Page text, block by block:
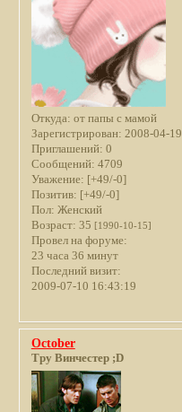
Откуда: от папы с мамой
Зарегистрирован: 2008-04-19
Приглашений: 0
Сообщений: 4709
Уважение: [+49/-0]
Позитив: [+49/-0]
Пол: Женский
Возраст: 35 [1990-10-15]
Провел на форуме:
23 часа 36 минут
Последний визит:
2009-07-10 16:43:19
October
Тру Винчестер ;D